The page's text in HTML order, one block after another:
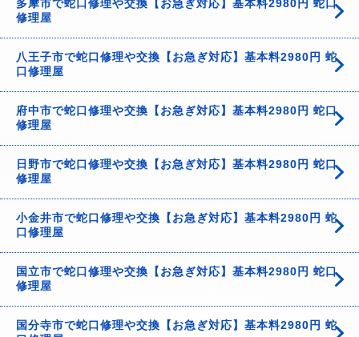
多摩市で蛇口修理や交換【お急ぎ対応】基本料2980円 蛇口
修理屋
八王子市で蛇口修理や交換【お急ぎ対応】基本料2980円 蛇
口修理屋
府中市で蛇口修理や交換【お急ぎ対応】基本料2980円 蛇口
修理屋
日野市で蛇口修理や交換【お急ぎ対応】基本料2980円 蛇口
修理屋
小金井市で蛇口修理や交換【お急ぎ対応】基本料2980円 蛇
口修理屋
国立市で蛇口修理や交換【お急ぎ対応】基本料2980円 蛇口
修理屋
国分寺市で蛇口修理や交換【お急ぎ対応】基本料2980円 蛇